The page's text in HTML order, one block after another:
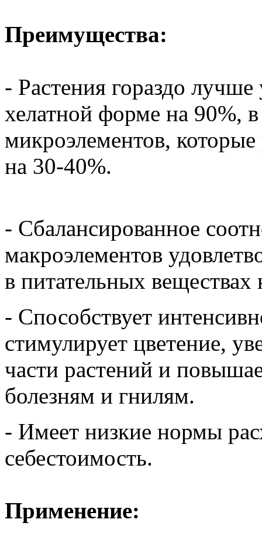
Преимущества:
- Растения гораздо
хелатной форме на 90%,
микроэлементов, которые
на 30-40%.
- Сбалансированное
макроэлементов
в питательных веществах
- Способствует
стимулирует цветение,
части растений и
болезням и гнилям.
- Имеет низкие нормы
себестоимость.
Применение: